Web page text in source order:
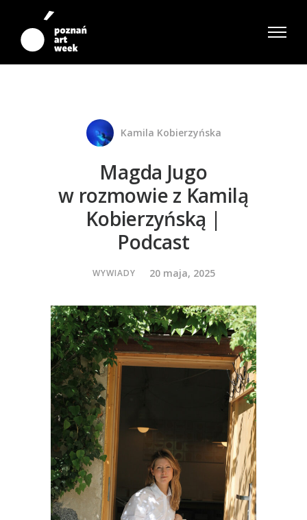
Kamila Kobierzyńska
Magda Jugo
w rozmowie z Kamilą
Kobierzyńską |
Podcast
WYWIADY 20 maja, 2025